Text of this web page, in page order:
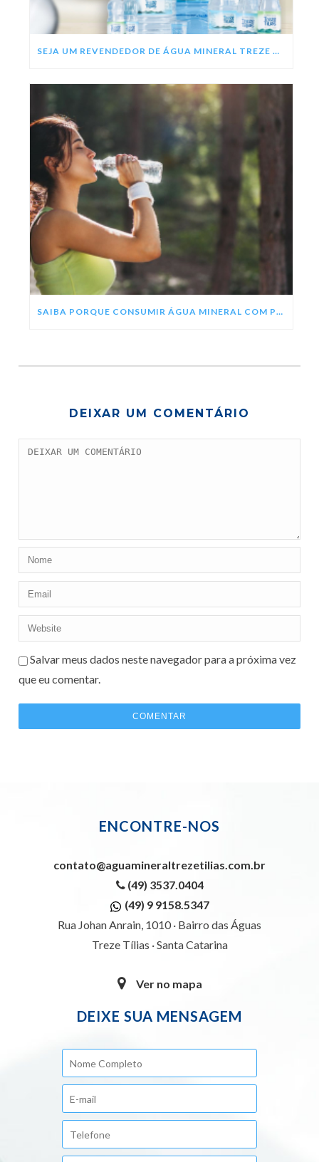
SEJA UM REVENDEDOR DE ÁGUA MINERAL TREZE TÍLIAS
SAIBA PORQUE CONSUMIR ÁGUA MINERAL COM PH ALCALINO
DEIXAR UM COMENTÁRIO
Salvar meus dados neste navegador para a próxima vez
que eu comentar.
ENCONTRE-NOS
contato@aguamineraltrezetilias.com.br
(49) 3537.0404
(49) 9 9158.5347
Rua Johan Anrain, 1010 · Bairro das Águas
Treze Tílias · Santa Catarina
Ver no mapa
DEIXE SUA MENSAGEM